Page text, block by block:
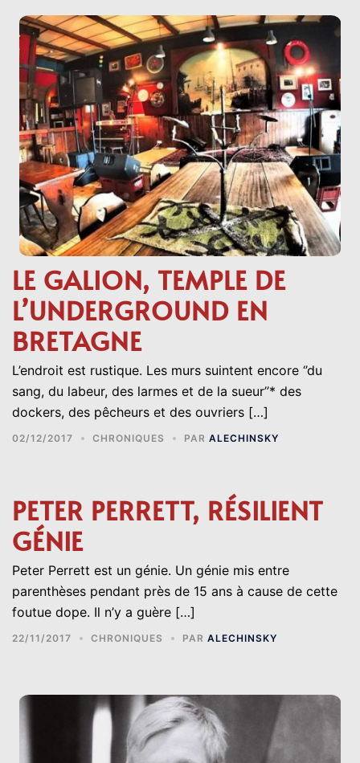
LE GALION, TEMPLE DE
L’UNDERGROUND EN
BRETAGNE
L’endroit est rustique. Les murs suintent encore ‘’du
sang, du labeur, des larmes et de la sueur’’* des
dockers, des pêcheurs et des ouvriers […]
02/12/2017 CHRONIQUES PAR ALECHINSKY
PETER PERRETT, RÉSILIENT
GÉNIE
Peter Perrett est un génie. Un génie mis entre
parenthèses pendant près de 15 ans à cause de cette
foutue dope. Il n’y a guère […]
22/11/2017 CHRONIQUES PAR ALECHINSKY